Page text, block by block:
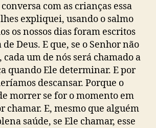
com as crianças essa
expliquei, usando o salmo
os nossos dias foram escritos
Deus. E que, se o Senhor não
um de nós será chamado a
quando Ele determinar. E por
descansar. Porque o
morrer se for o momento em
chamar. E, mesmo que alguém
saúde, se Ele chamar, esse